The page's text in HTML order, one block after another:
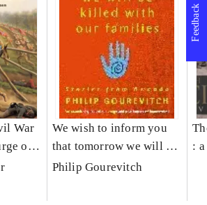
War
of
We wish to inform you
that tomorrow we will be
killed with our families :
Philip Gourevitch
:
Feedback